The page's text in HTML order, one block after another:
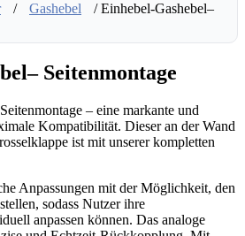
/ Gashebel
/ Einhebel-Gashebel–
Seitenmontage
– eine markante und
Kompatibilität. Dieser an der Wand
ist mit unserer kompletten
Anpassungen mit der Möglichkeit, den
sodass Nutzer ihre
anpassen können. Das analoge